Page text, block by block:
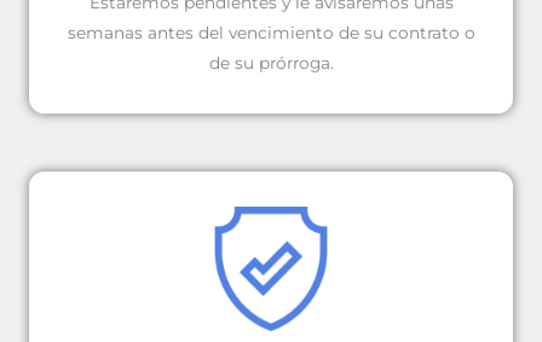
semanas antes del vencimiento de su contrato o
de su prórroga.